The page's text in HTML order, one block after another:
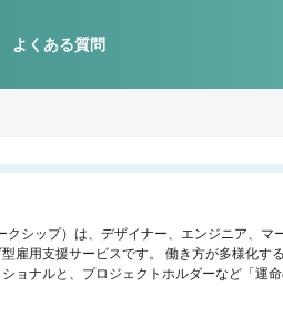
よくある質問
シップ）は、デザイナー、エンジニア、
雇用支援サービスです。 働き方が多様化す
ョナルと、プロジェクトホルダーなど「運